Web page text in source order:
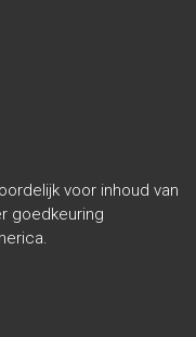
voor inhoud van
goedkeuring